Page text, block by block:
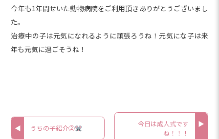
今年も1年間せいた動物病院をご利用頂きありがとうございまし
た。
治療中の子は元気になれるように頑張ろうね！元気にな子は来
年も元気に過ごそうね！
うちの子紹介②
今日は成人式です
ね！！！